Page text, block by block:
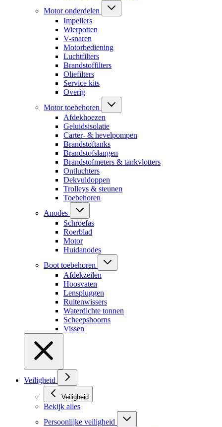
Motor onderdelen
Impellers
Wierpotten
V-snaren
Motorbediening
Luchtfilters
Brandstoffilters
Oliefilters
Service kits
Overig
Motor toebehoren
Afdekhoezen
Geluidsisolatie
Carter- & hevelpompen
Brandstoftanks
Brandstofslangen
Brandstofmeters & tankvlotters
Ontluchters
Dekvuldoppen
Trolleys & steunen
Toebehoren
Anodes
Schroefas
Roerblad
Motor
Huidanodes
Boot toebehoren
Afdekzeilen
Hoosvaten
Lenspluggen
Ruitenwissers
Waterdichte tonnen
Scheepshoorns
Vissen
Veiligheid
Veiligheid
Bekijk alles
Persoonlijke veiligheid